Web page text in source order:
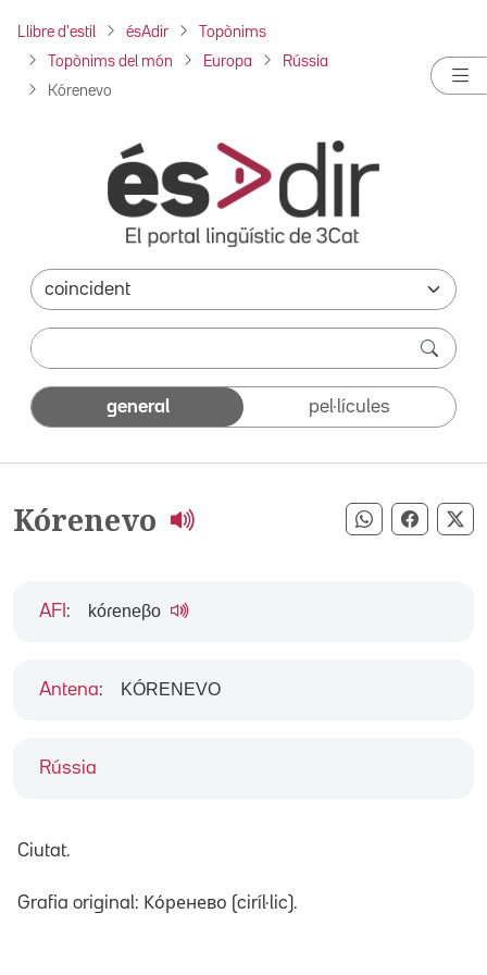
Llibre d'estil ésAdir Topònims
Topònims del món Europa Rússia
Kórenevo
general pel·lícules
Kórenevo Compartir
Rússia
AFI : kóɾeneβo
Antena: KÓRENEVO
Ciutat.
Grafia original: Ко́ренево (ciríl·lic).